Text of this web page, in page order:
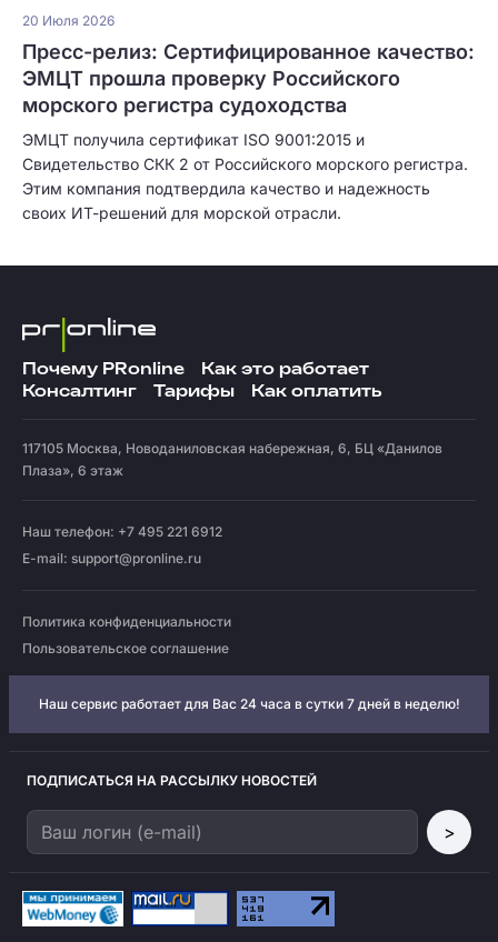
20 Июля 2026
Пресс-релиз: Сертифицированное качество:
ЭМЦТ прошла проверку Российского
морского регистра судоходства
ЭМЦТ получила сертификат ISO 9001:2015 и
Свидетельство СКК 2 от Российского морского регистра.
Этим компания подтвердила качество и надежность
своих ИТ-решений для морской отрасли.
Почему PRonline
Как это работает
Консалтинг
Тарифы Как оплатить
117105 Москва, Новоданиловская набережная, 6, БЦ «Данилов
Плаза», 6 этаж
Наш телефон: +7 495 221 6912
E-mail: support@pronline.ru
Политика конфиденциальности
Пользовательское соглашение
Наш сервис работает для Вас 24 часа в сутки 7 дней в неделю!
ПОДПИСАТЬСЯ НА РАССЫЛКУ НОВОСТЕЙ